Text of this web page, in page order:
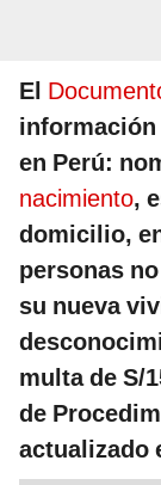
El
información
en Perú:
nacimiento,
domicilio,
personas
su nueva
multa de S/
de
actualizado